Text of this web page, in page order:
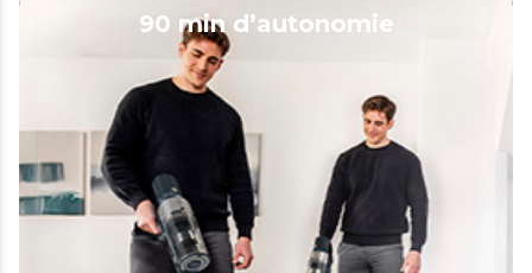
90 min d’autonomie